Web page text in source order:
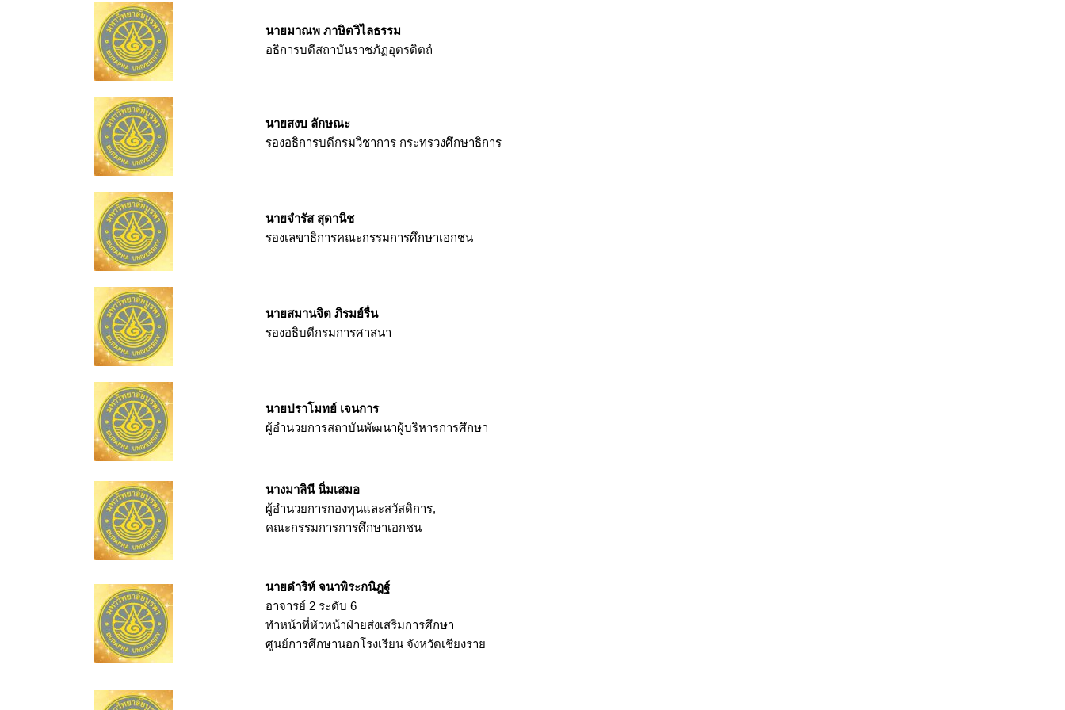
นายมาณพ ภาษิตวิไลธรรม
อธิการบดีสถาบันราชภัฏอุตรดิตถ์
นายสงบ ลักษณะ
รองอธิการบดีกรมวิชาการ กระทรวงศึกษาธิการ
นายจำรัส สุดานิช
รองเลขาธิการคณะกรรมการศึกษาเอกชน
นายสมานจิต ภิรมย์รื่น
รองอธิบดีกรมการศาสนา
นายปราโมทย์ เจนการ
ผู้อำนวยการสถาบันพัฒนาผู้บริหารการศึกษา
นางมาลินี นิ่มเสมอ
ผู้อำนวยการกองทุนและสวัสดิการ,
คณะกรรมการการศึกษาเอกชน
นายดำริห์ จนาพิระกนิฎฐ์
อาจารย์ 2 ระดับ 6
ทำหน้าที่หัวหน้าฝ่ายส่งเสริมการศึกษา
ศูนย์การศึกษานอกโรงเรียน จังหวัดเชียงราย